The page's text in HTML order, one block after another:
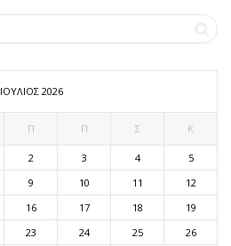
ΙΟΎΛΙΟΣ 2026
Π Π Σ Κ
2 3 4
5
9 10 11
12
16 17 18
19
23 24 25 26